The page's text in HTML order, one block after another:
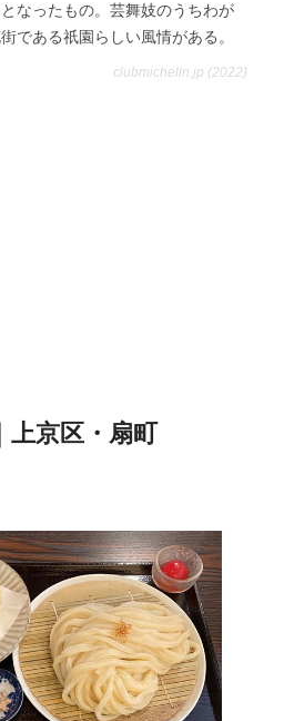
なったもの。芸舞妓のうちわが
である祇園らしい風情がある。
clubmichelin.jp (2022)
上京区・扇町